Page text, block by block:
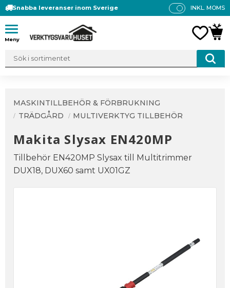
Meny
Snabba leveranser inom Sverige
P
S
INKL. MOMS
MASKINTILLBEHÖR & FÖRBRUKNING
TRÄDGÅRD
MULTIVERKTYG TILLBEHÖR
Makita Slysax EN420MP
Tillbehör EN420MP Slysax till Multitrimmer
DUX18, DUX60 samt UX01GZ